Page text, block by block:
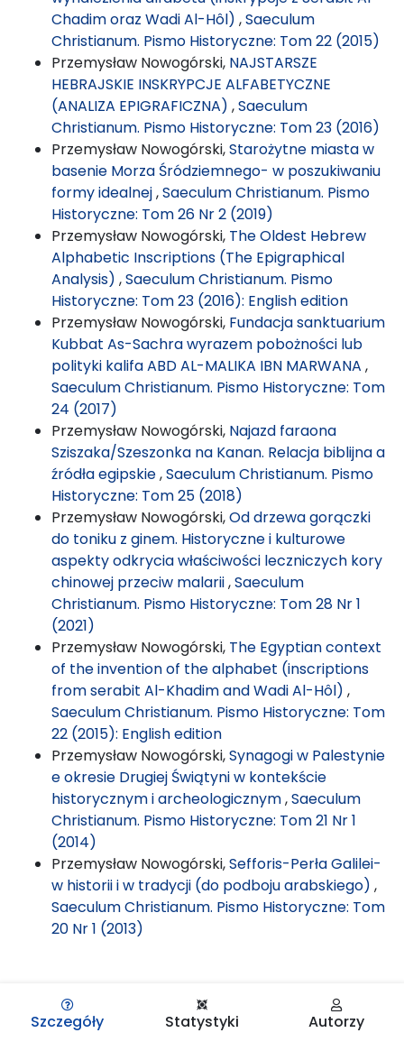
Chadim oraz Wadi Al-Hôl) ,Saeculum
Christianum. Pismo Historyczne: Tom 22 (2015)
Przemysław Nowogórski, NAJSTARSZE
HEBRAJSKIE INSKRYPCJE ALFABETYCZNE
(ANALIZA EPIGRAFICZNA) ,Saeculum
Christianum. Pismo Historyczne: Tom 23 (2016)
Przemysław Nowogórski,Starożytne miasta w
basenie Morza Śródziemnego- w poszukiwaniu
formy idealnej,Saeculum Christianum. Pismo
Historyczne: Tom 26 Nr 2 (2019)
Przemysław Nowogórski, The Oldest Hebrew
Alphabetic Inscriptions (The Epigraphical
Analysis) ,Saeculum Christianum. Pismo
Historyczne: Tom 23 (2016): English edition
Przemysław Nowogórski, Fundacja sanktuarium
Kubbat As-Sachra wyrazem pobożności lub
polityki kalifa ABD AL-MALIKA IBN MARWANA ,
Saeculum Christianum. Pismo Historyczne: Tom
24 (2017)
Przemysław Nowogórski, Najazd faraona
Sziszaka/Szeszonka na Kanan. Relacja biblijna a
źródła egipskie,Saeculum Christianum. Pismo
Historyczne: Tom 25 (2018)
Przemysław Nowogórski,Od drzewa gorączki
do toniku z ginem. Historyczne i kulturowe
aspekty odkrycia właściwości leczniczych kory
chinowej przeciw malarii,Saeculum
Christianum. Pismo Historyczne: Tom 28 Nr 1
(2021)
Przemysław Nowogórski, The Egyptian context
of the invention of the alphabet (inscriptions
from serabit Al-Khadim and Wadi Al-Hôl) ,
Saeculum Christianum. Pismo Historyczne: Tom
22 (2015): English edition
Przemysław Nowogórski,Synagogi w Palestynie
e okresie Drugiej Świątyni w kontekście
historycznym i archeologicznym,Saeculum
Christianum. Pismo Historyczne: Tom 21 Nr 1
(2014)
Przemysław Nowogórski,Sefforis-Perła Galilei-
w historii i w tradycji (do podboju arabskiego) ,
Saeculum Christianum. Pismo Historyczne: Tom
20 Nr 1 (2013)
Szczegóły Statystyki Autorzy